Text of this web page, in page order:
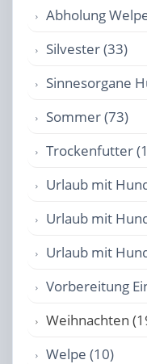
Abholung
Silvester (33)
Sinnesorgane
Sommer (73)
Trockenfutter
Urlaub mit
Urlaub mit
Urlaub mit
Vorbereitung
Weihnachten
Welpe (10)